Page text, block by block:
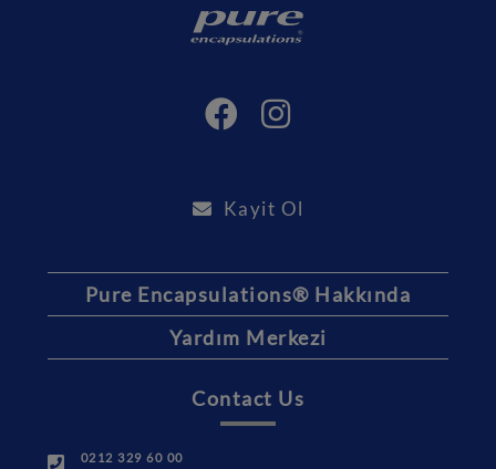
Kayit Ol
Pure Encapsulations® Hakkında
Yardım Merkezi
Contact Us
0212 329 60 00